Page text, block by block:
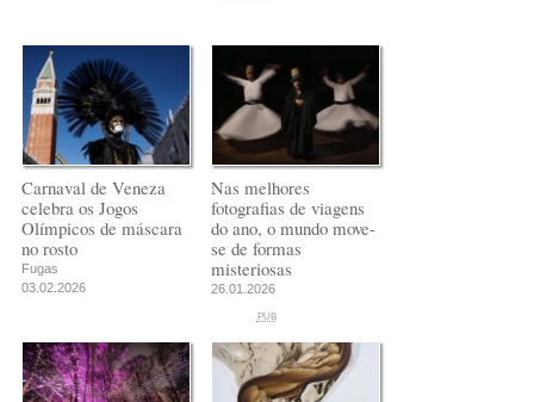
Carnaval de Veneza
celebra os Jogos
Olímpicos de máscara
no rosto
Fugas
03.02.2026
Nas melhores
fotografias de viagens
do ano, o mundo move-
se de formas
misteriosas
26.01.2026
PUB
PUB
PUB